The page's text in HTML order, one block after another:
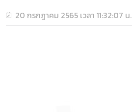
20 กรกฎาคม 2565 เวลา 11:32:07 น.